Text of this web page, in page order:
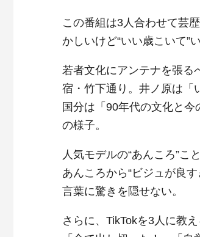
この番組は3人合わせて芸
かしいけど“いい歳こいて”
若者文化にアンテナを張る
宿・竹下通り。井ノ原は「
国分は「90年代の文化と
の様子。
人気モデルの“あんころ”こ
あんころから“ビジュが良
言葉に驚きを隠せない。
さらに、TikTokを3人に教